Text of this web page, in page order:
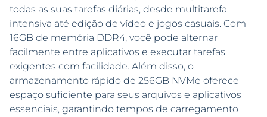
todas as suas tarefas diárias, desde multitarefa
intensiva até edição de vídeo e jogos casuais. Com
16GB de memória DDR4, você pode alternar
facilmente entre aplicativos e executar tarefas
exigentes com facilidade. Além disso, o
armazenamento rápido de 256GB NVMe oferece
espaço suficiente para seus arquivos e aplicativos
essenciais, garantindo tempos de carregamento